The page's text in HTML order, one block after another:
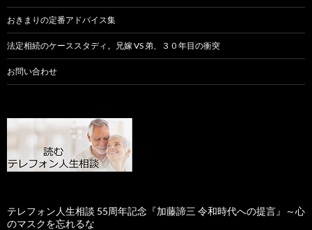
おきまりの定番アドバイス集
法定相続のケーススタディ。兄嫁 VS 弟、３０年目の衝突
お問い合わせ
テレフォン人生相談 55周年記念『加藤諦三 令和時代への提言』～心
のマスクを忘れるな